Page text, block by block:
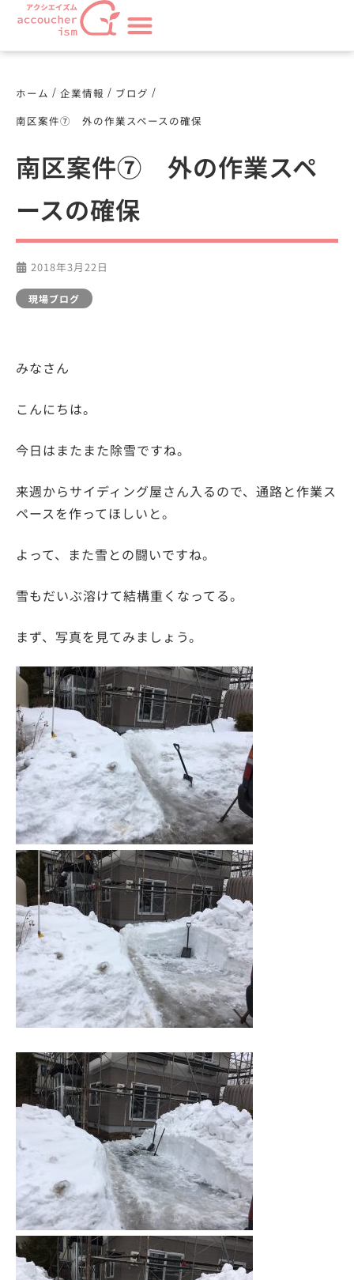
ホーム / 企業情報 / ブログ /
南区案件⑦ 外の作業スペースの確保
南区案件⑦ 外の作業スペ
ースの確保
2018年3月22日
現場ブログ
みなさん
こんにちは。
今日はまたまた除雪ですね。
来週からサイディング屋さん入るので、通路と作業ス
ペースを作ってほしいと。
よって、また雪との闘いですね。
雪もだいぶ溶けて結構重くなってる。
まず、写真を見てみましょう。